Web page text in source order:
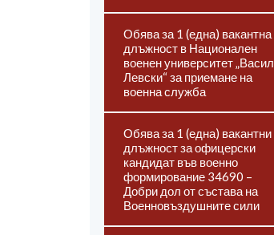
Обява за 1 (една) вакантна
длъжност в Национален
военен университет „Васил
Левски“ за приемане на
военна служба
Обява за 1 (една) вакантни
длъжност за офицерски
кандидат във военно
формирование 34690 –
Добри дол от състава на
Военновъздушните сили